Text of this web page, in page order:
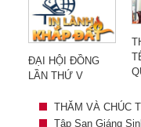
ĐẠI HỘI ĐỒNG
LẦN THỨ V
THĂM VÀ CHÚC
Tập San Giáng